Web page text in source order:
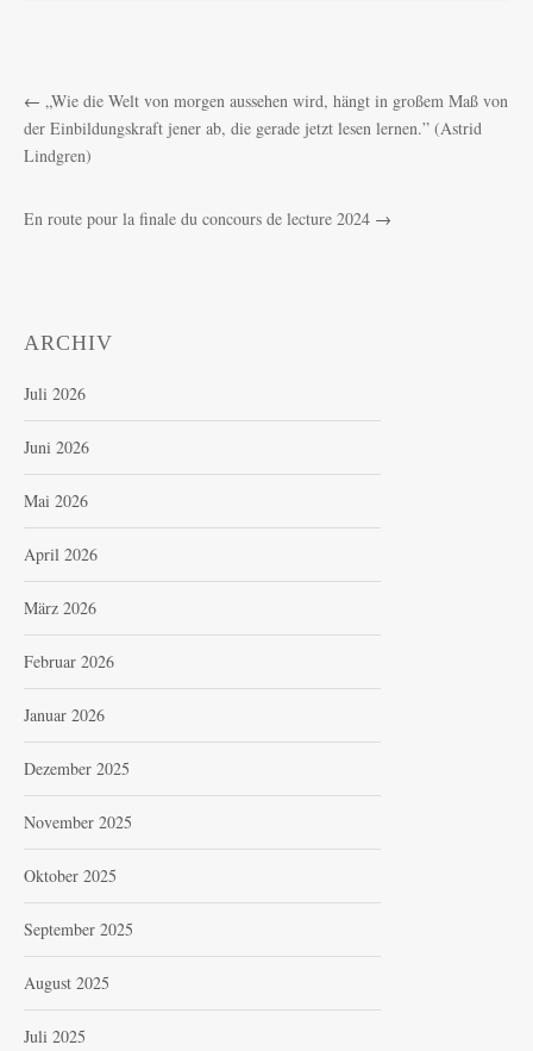
← „Wie die Welt von morgen aussehen wird, hängt in großem Maß von
der Einbildungskraft jener ab, die gerade jetzt lesen lernen.” (Astrid
Lindgren)
En route pour la finale du concours de lecture 2024 →
ARCHIV
Juli 2026
Juni 2026
Mai 2026
April 2026
März 2026
Februar 2026
Januar 2026
Dezember 2025
November 2025
Oktober 2025
September 2025
August 2025
Juli 2025